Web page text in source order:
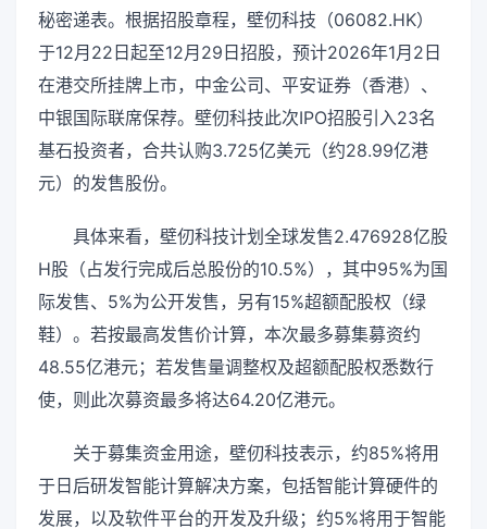
秘密递表。根据招股章程，壁仞科技（06082.HK）
于12月22日起至12月29日招股，预计2026年1月2日
在港交所挂牌上市，中金公司、平安证券（香港）、
中银国际联席保荐。壁仞科技此次IPO招股引入23名
基石投资者，合共认购3.725亿美元（约28.99亿港
元）的发售股份。
具体来看，壁仞科技计划全球发售2.476928亿股
H股（占发行完成后总股份的10.5%），其中95%为国
际发售、5%为公开发售，另有15%超额配股权（绿
鞋）。若按最高发售价计算，本次最多募集募资约
48.55亿港元；若发售量调整权及超额配股权悉数行
使，则此次募资最多将达64.20亿港元。
关于募集资金用途，壁仞科技表示，约85%将用
于日后研发智能计算解决方案，包括智能计算硬件的
发展，以及软件平台的开发及升级；约5%将用于智能